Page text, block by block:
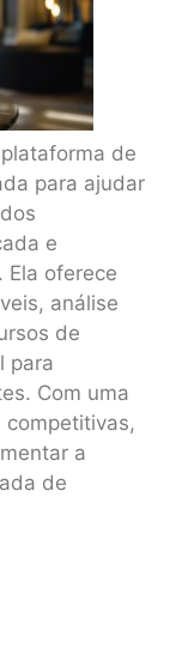
de
para ajudar
e
Ela oferece
análise
de
para
Com uma
a
de